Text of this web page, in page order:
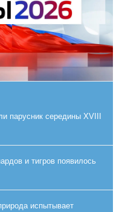
парусник середины XVIII
и тигров появилось
испытывает